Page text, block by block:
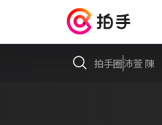
拍手圈沛萱 陳